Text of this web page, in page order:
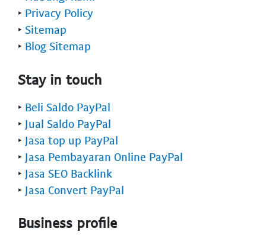
‣ Privacy Policy
‣ Sitemap
‣ Blog Sitemap
Stay in touch
‣ Beli Saldo PayPal
‣ Jual Saldo PayPal
‣ Jasa top up PayPal
‣ Jasa Pembayaran Online PayPal
‣ Jasa SEO Backlink
‣ Jasa Convert PayPal
Business profile